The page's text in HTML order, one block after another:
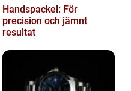
Handspackel: För
precision och jämnt
resultat